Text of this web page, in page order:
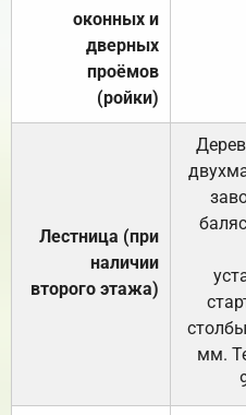
оконных и
дверных
проёмов
(ройки)
Лестница (при
наличии
второго этажа)
мм.